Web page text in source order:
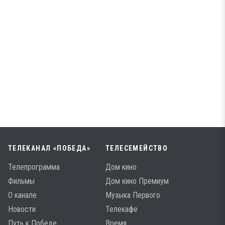
ТЕЛЕКАНАЛ «ПОБЕДА»
Телепрограмма
Фильмы
О канале
Новости
ТЕЛЕСЕМЕЙСТВО
Дом кино
Дом кино Премиум
Музыка Первого
Телекафе